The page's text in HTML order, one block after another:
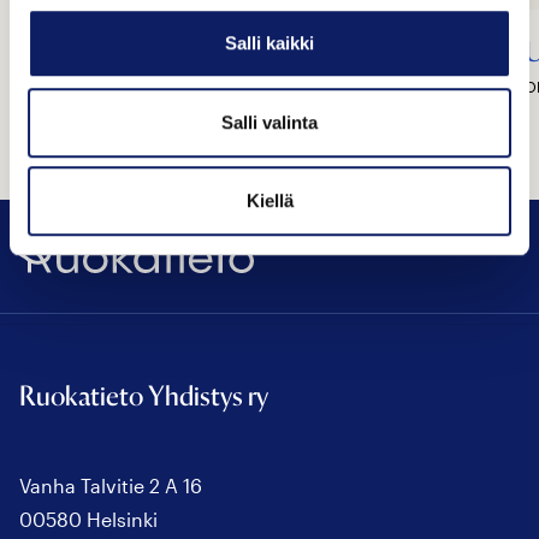
Salli kaikki
Salli valinta
Kiellä
Fazer Leipomot Oy
VANTAA
Ruokatieto
Ruokatieto Yhdistys ry
Vanha Talvitie 2 A 16
00580 Helsinki